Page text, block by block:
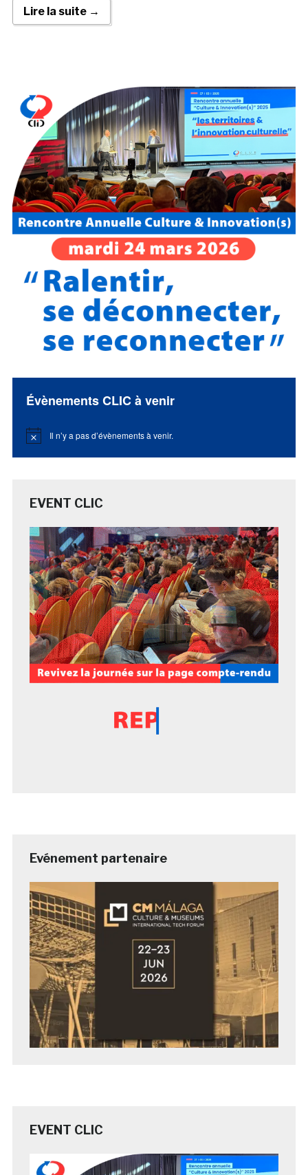
Lire la suite →
Évènements CLIC à venir
Notice Il n’y a pas d’évènements à venir.
EVENT CLIC
Evénement partenaire
EVENT CLIC